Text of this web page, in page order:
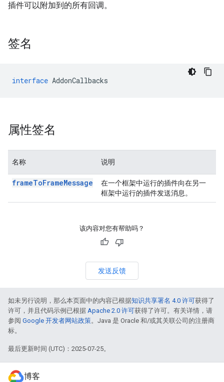
插件可以附加到的所有回调。
签名
interface AddonCallbacks
属性签名
名称 说明
frameToFrameMessage
在一个框架中运行的插件向在另一
框架中运行的插件发送消息。
该内容对您有帮助吗？
发送反馈
如未另行说明，那么本页面中的内容已根据知识共享署名 4.0 许可获得了
许可，并且代码示例已根据 Apache 2.0 许可获得了许可。有关详情，请
参阅 Google 开发者网站政策。Java 是 Oracle 和/或其关联公司的注册商
标。
最后更新时间 (UTC)：2025-07-25。
博客